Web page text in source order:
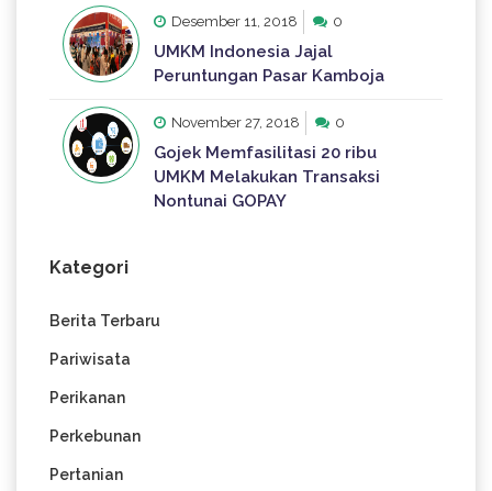
Desember 11, 2018 0
UMKM Indonesia Jajal
Peruntungan Pasar Kamboja
November 27, 2018 0
Gojek Memfasilitasi 20 ribu
UMKM Melakukan Transaksi
Nontunai GOPAY
Kategori
Berita Terbaru
Pariwisata
Perikanan
Perkebunan
Pertanian